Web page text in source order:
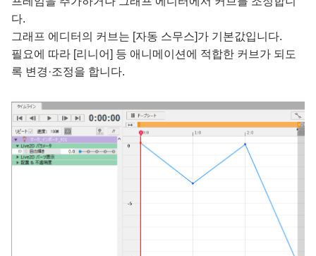
다.
그래프 에디터의 커브는 [자동 스무스]가 기본값입니다.
필요에 따라 [리니어] 등 애니메이션에 적합한 커브가 되도
록 변경·조정을 합니다.